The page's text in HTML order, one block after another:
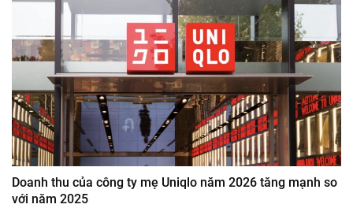
Doanh thu của công ty mẹ Uniqlo năm 2026 tăng mạnh so
với năm 2025